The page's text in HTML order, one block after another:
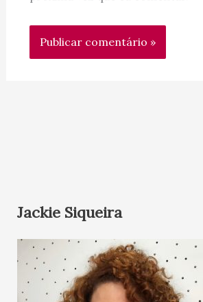
Jackie Siqueira